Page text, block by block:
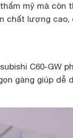
mỹ mà còn
chất lượng cao,
C60-GW
gàng giúp dễ